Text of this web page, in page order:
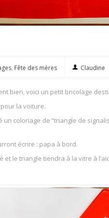
, Fête des mères Claudine
bien, voici un petit bricolage
pour la voiture.
un coloriage de “triangle de
écrire : papa à bord.
et le triangle tiendra à la vitre à